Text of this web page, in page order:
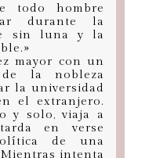
todo hombre
durante la
sin luna y la
mayor con un
de la nobleza
la universidad
el extranjero.
y solo, viaja a
en verse
de una
intenta